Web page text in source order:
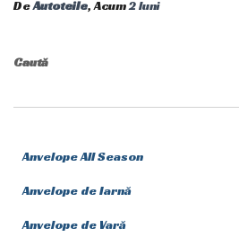
DeAutoteile, Acum2 luni
Caută
Anvelope All Season
Anvelope de Iarnă
Anvelope de Vară